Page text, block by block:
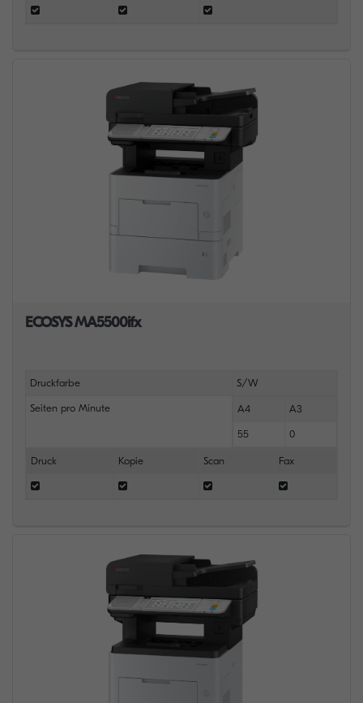
ECOSYS MA5500ifx
Druckfarbe S/W
Seiten pro Minute A4 A3
55 0
Druck Kopie Scan Fax